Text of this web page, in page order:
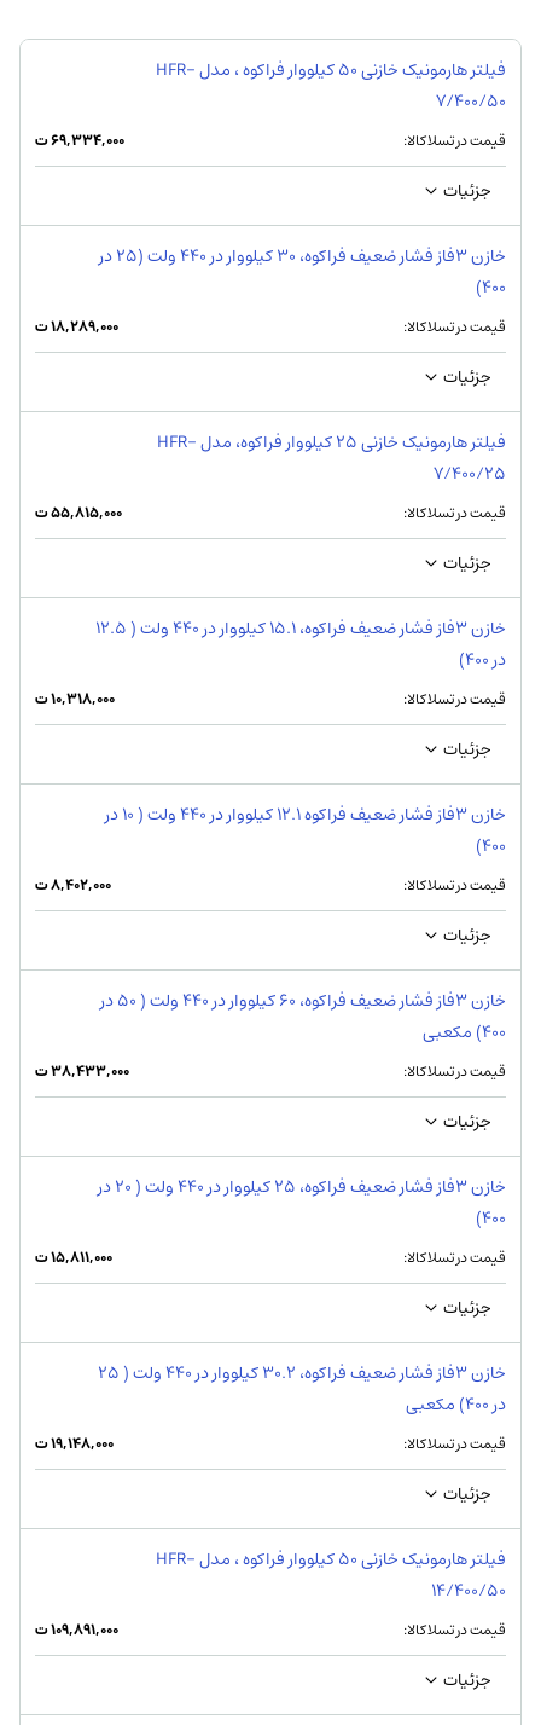
فیلتر هارمونیک خازنی 50 کیلووار فراكوه ، مدل HFR-
7/400/50
قیمت در تسلاکالا: ۶۹,۳۳۴,۰۰۰ت
جزئیات
خازن 3فاز فشار ضعیف فراکوه، 30 کیلووار در 440 ولت (25 در
400)
قیمت در تسلاکالا: ۱۸,۲۸۹,۰۰۰ت
جزئیات
فیلتر هارمونیک خازنی 25 کیلووار فراكوه، مدل HFR-
7/400/25
قیمت در تسلاکالا: ۵۵,۸۱۵,۰۰۰ت
جزئیات
خازن 3فاز فشار ضعیف فراکوه، 15.1 کیلووار در 440 ولت ( 12.5
در 400)
قیمت در تسلاکالا: ۱۰,۳۱۸,۰۰۰ت
جزئیات
خازن 3فاز فشار ضعیف فراکوه 12.1 کیلووار در 440 ولت ( 10 در
400)
قیمت در تسلاکالا: ۸,۴۰۲,۰۰۰ت
جزئیات
خازن 3فاز فشار ضعیف فراکوه، 60 کیلووار در 440 ولت ( 50 در
400) مکعبی
قیمت در تسلاکالا: ۳۸,۴۳۳,۰۰۰ت
جزئیات
خازن 3فاز فشار ضعیف فراکوه، 25 کیلووار در 440 ولت ( 20 در
400)
قیمت در تسلاکالا: ۱۵,۸۱۱,۰۰۰ت
جزئیات
خازن 3فاز فشار ضعیف فراکوه، 30.2 کیلووار در 440 ولت ( 25
در 400) مکعبی
قیمت در تسلاکالا: ۱۹,۱۴۸,۰۰۰ت
جزئیات
فیلتر هارمونیک خازنی 50 کیلووار فراكوه ، مدل HFR-
14/400/50
قیمت در تسلاکالا: ۱۰۹,۸۹۱,۰۰۰ت
جزئیات